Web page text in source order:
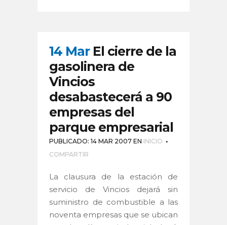
14 Mar El cierre de la
gasolinera de
Vincios
desabastecerá a 90
empresas del
parque empresarial
PUBLICADO: 14 MAR 2007 EN INICIO
COMPARTIR
La clausura de la estación de
servicio de Vincios dejará sin
suministro de combustible a las
noventa empresas que se ubican